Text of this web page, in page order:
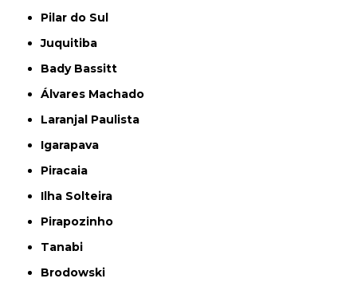
Pilar do Sul
Juquitiba
Bady Bassitt
Álvares Machado
Laranjal Paulista
Igarapava
Piracaia
Ilha Solteira
Pirapozinho
Tanabi
Brodowski